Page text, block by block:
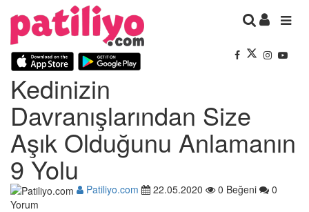
Kedinizin
Davranışlarından Size
Aşık Olduğunu Anlamanın
9 Yolu
Patiliyo.com 22.05.2020 0 Beğeni
0
Yorum